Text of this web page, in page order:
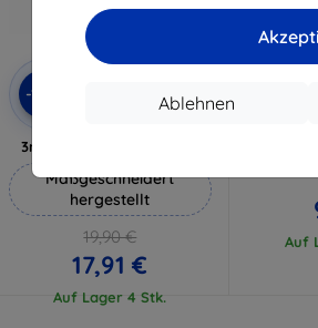
Ablehnen
-10% EXTRA10
3mk Hammer Schutzfolie
Maßgeschneidert
hergestellt
19,90 €
17,91 €
Auf Lager 4 Stk.
Auf